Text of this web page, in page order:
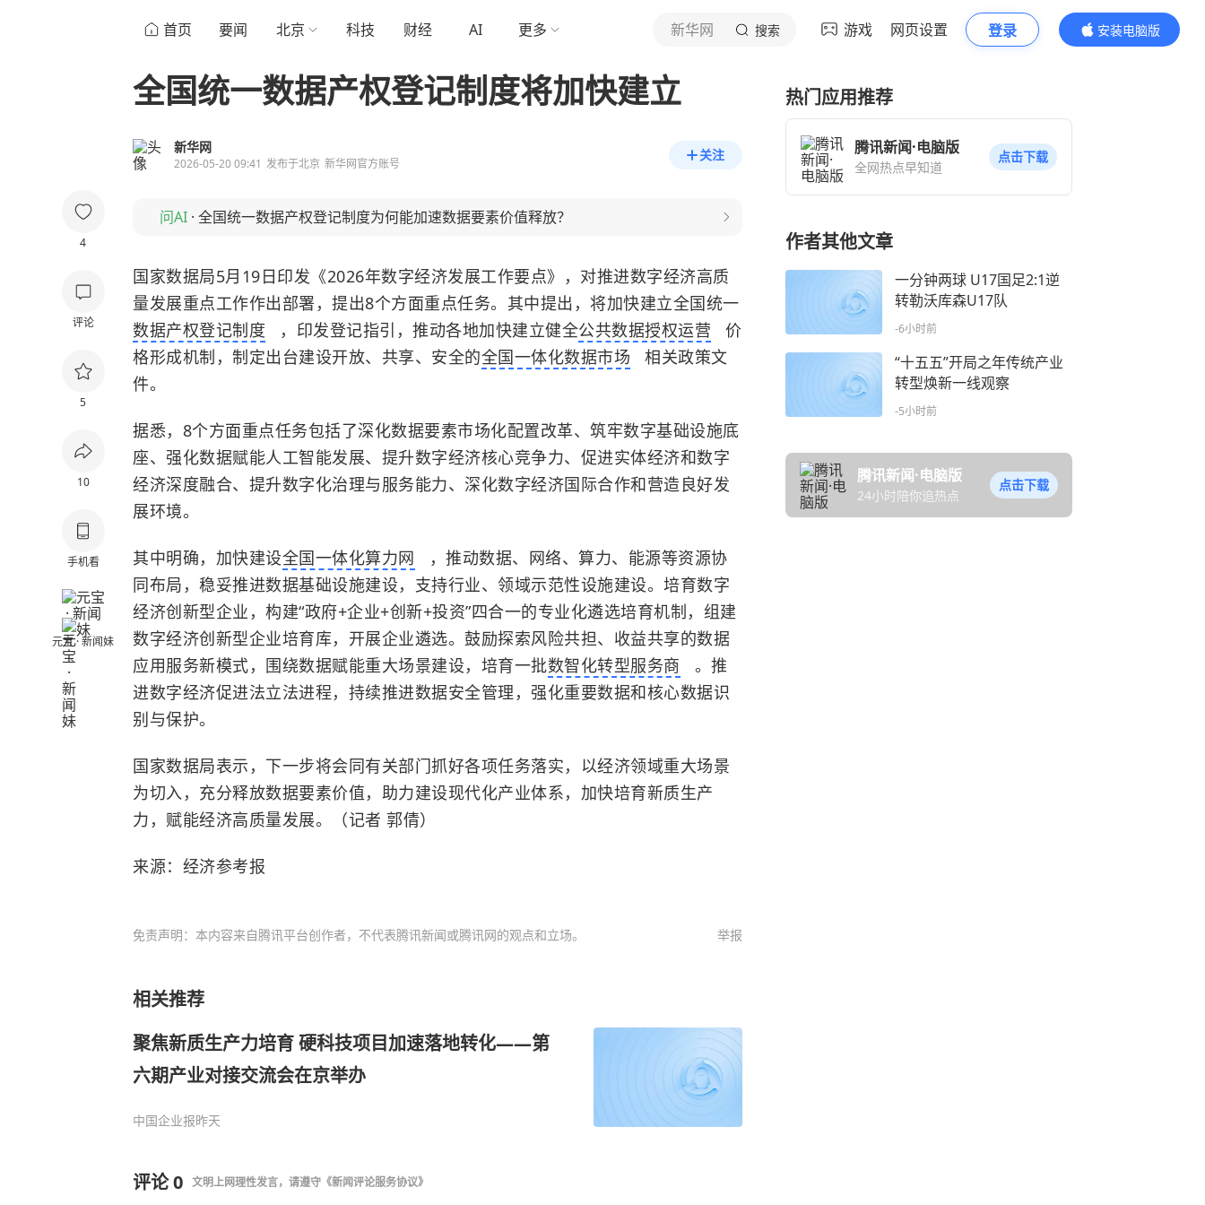
首页 要闻 北京 科技 财经 AI 更多 新华网 搜索 游戏 网页设置 登录
安装电脑版
内容更精彩
4
评论
5
10
手机看
元宝 · 新闻妹
全国统一数据产权登记制度将加快建立
新华网
2026-05-20 09:41 发布于北京 新华网官方账号
关注
问AI · 全国统一数据产权登记制度为何能加速数据要素价值释放？
国家数据局5月19日印发《2026年数字经济发展工作要点》，对推进数字经济高质
量发展重点工作作出部署，提出8个方面重点任务。其中提出，将加快建立全国统一
数据产权登记制度
，印发登记指引，推动各地加快建立健全公共数据授权运营
价
格形成机制，制定出台建设开放、共享、安全的全国一体化数据市场
相关政策文
件。
据悉，8个方面重点任务包括了深化数据要素市场化配置改革、筑牢数字基础设施底
座、强化数据赋能人工智能发展、提升数字经济核心竞争力、促进实体经济和数字
经济深度融合、提升数字化治理与服务能力、深化数字经济国际合作和营造良好发
展环境。
其中明确，加快建设全国一体化算力网
，推动数据、网络、算力、能源等资源协
同布局，稳妥推进数据基础设施建设，支持行业、领域示范性设施建设。培育数字
经济创新型企业，构建“政府+企业+创新+投资”四合一的专业化遴选培育机制，组建
数字经济创新型企业培育库，开展企业遴选。鼓励探索风险共担、收益共享的数据
应用服务新模式，围绕数据赋能重大场景建设，培育一批数智化转型服务商
。推
进数字经济促进法立法进程，持续推进数据安全管理，强化重要数据和核心数据识
别与保护。
国家数据局表示，下一步将会同有关部门抓好各项任务落实，以经济领域重大场景
为切入，充分释放数据要素价值，助力建设现代化产业体系，加快培育新质生产
力 ，赋能经济高质量发展。（记者 郭倩）
来源：经济参考报
免责声明：本内容来自腾讯平台创作者，不代表腾讯新闻或腾讯网的观点和立场。 举报
相关推荐
聚焦新质生产力培育 硬科技项目加速落地转化——第
六期产业对接交流会在京举办
中国企业报昨天
评论0 文明上网理性发言，请遵守 《新闻评论服务协议》
热门应用推荐
腾讯新闻·电脑版
全网热点早知道
点击下载
作者其他文章
一分钟两球 U17国足2:1逆
转勒沃库森U17队
-6小时前
“十五五”开局之年传统产业
转型焕新一线观察
-5小时前
腾讯新闻·电脑版
24小时陪你追热点
点击下载